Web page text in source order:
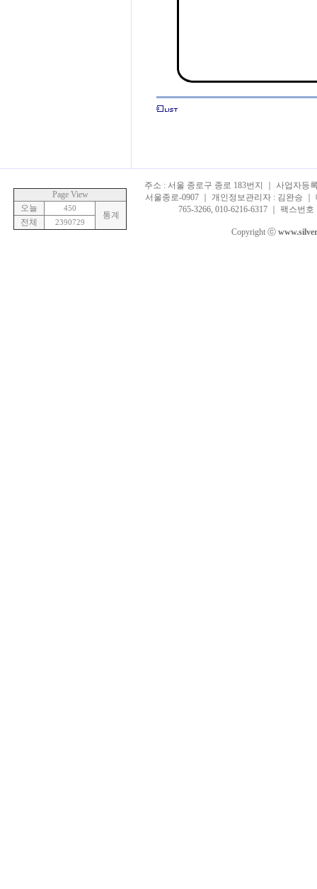
Page View
오늘
450
통계
전체 2390729
주소 : 서울 종로구 종로 183번지 ｜ 사업자등
서울종로-0907 ｜ 개인정보관리자 : 김완승
765-3266, 010-6216-6317 ｜ 팩스번
Copyright ⓒ